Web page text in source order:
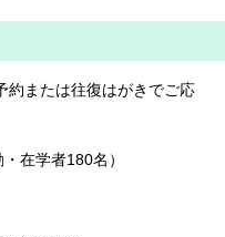
約または往復はがきでご応
在学者180名）